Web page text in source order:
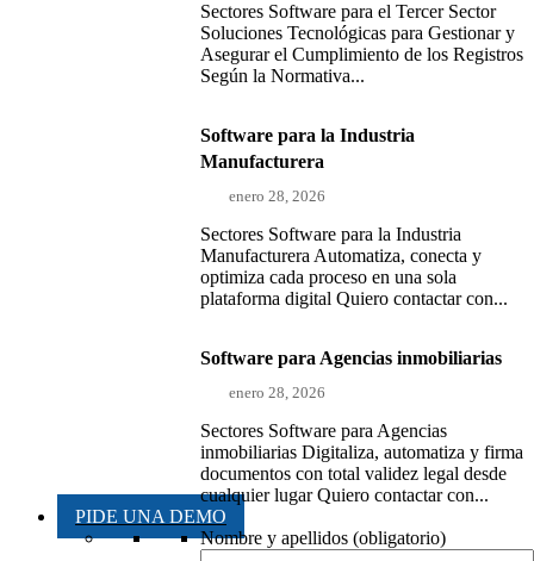
Sectores Software para el Tercer Sector
Soluciones Tecnológicas para Gestionar y
Asegurar el Cumplimiento de los Registros
Según la Normativa...
Software para la Industria
Manufacturera
enero 28, 2026
Sectores Software para la Industria
Manufacturera Automatiza, conecta y
optimiza cada proceso en una sola
plataforma digital Quiero contactar con...
Software para Agencias inmobiliarias
enero 28, 2026
Sectores Software para Agencias
inmobiliarias Digitaliza, automatiza y firma
documentos con total validez legal desde
cualquier lugar Quiero contactar con...
PIDE UNA DEMO
Nombre y apellidos (obligatorio)